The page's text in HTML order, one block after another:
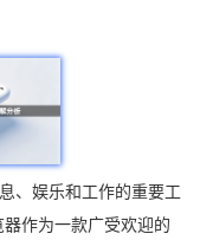
、娱乐和工作的重要工
作为一款广受欢迎的